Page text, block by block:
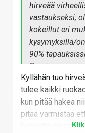
hirveää
vastaukseksi;
kokeillut eri
kysymyksillä/
90%
Suurimmassa
väärinä vaikka
virheistä ja
huolimatta
vastaukseen.
mihinkään... ja
Kyllähän tuo
tulee kaikki
kun pitää hakea
pitää varmistaa
kohdalla se on